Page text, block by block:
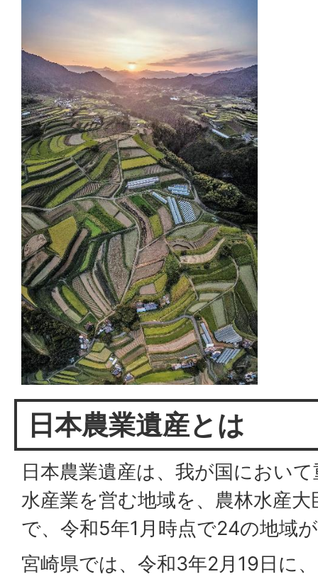
日本農業遺産とは
日本農業遺産は、我が国におい
水産業を営む地域を、農林水産
で、令和5年1月時点で24の地域
宮崎県では、令和3年2月19日に